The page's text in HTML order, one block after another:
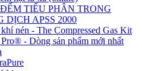
TIỂU PHÂN TRONG
DỊCH APSS 2000
nén - The Compressed Gas Kit
- Dòng sản phẩm mới nhất